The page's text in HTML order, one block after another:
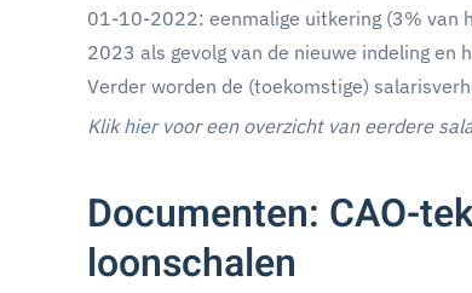
01-10-2022: eenmalige uitkering (3% van
2023 als gevolg van de nieuwe indeling en
Verder worden de (toekomstige)
Klikhiervoor een overzicht van eerdere
Documenten: CAO-
loonschalen